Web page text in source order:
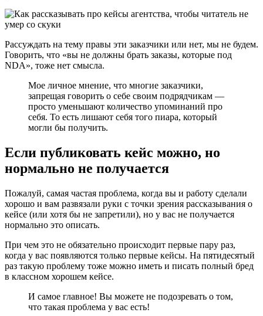
Рассуждать на тему правы эти заказчики или нет, мы не будем.
Говорить, что «вы не должны брать заказы, которые под
NDA», тоже нет смысла.
Мое личное мнение, что многие заказчики,
запрещая говорить о себе своим подрядчикам —
просто уменьшают количество упоминаний про
себя. То есть лишают себя того пиара, который
могли бы получить.
Если публиковать кейс можно, но
нормально не получается
Пожалуй, самая частая проблема, когда вы и работу сделали
хорошо и вам развязали руки с точки зрения рассказывания о
кейсе (или хотя бы не запретили), но у вас не получается
нормально это описать.
При чем это не обязательно происходит первые пару раз,
когда у вас появляются только первые кейсы. На пятидесятый
раз такую проблему тоже можно иметь и писать полный бред
в классном хорошем кейсе.
И самое главное! Вы можете не подозревать о том,
что такая проблема у вас есть!